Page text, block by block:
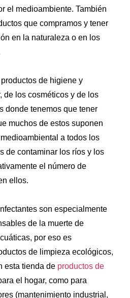
el medioambiente. También
que compramos y tener
en la naturaleza o en los
de higiene y
de los cosméticos y de los
donde tenemos que tener
muchos de estos suponen
a todos los
de contaminar los ríos y los
el número de
ellos.
son especialmente
de la muerte de
por eso es
de limpieza ecológicos,
esta tienda de productos de
el hogar, como para
(mantenimiento industrial,